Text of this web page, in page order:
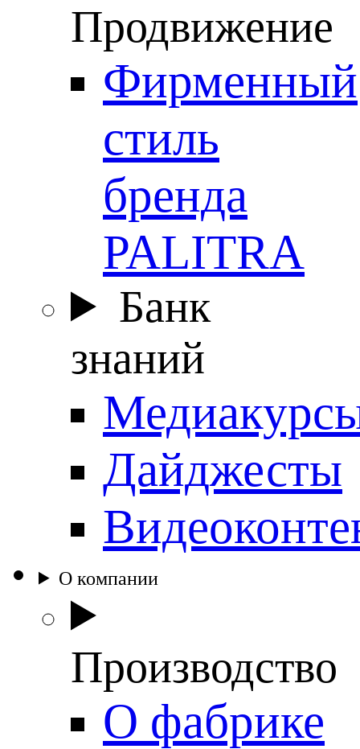
Продвижение
Фирменный
стиль
бренда
PALITRA
Банк
знаний
Дайджесты
О компании
Производство
О фабрике